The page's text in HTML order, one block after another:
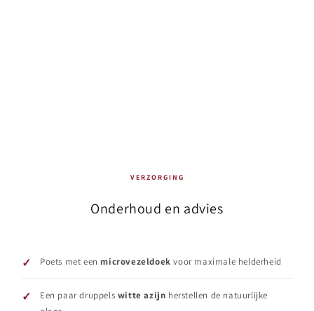
VERZORGING
Onderhoud en advies
Poets met een microvezeldoek voor maximale helderheid
Een paar druppels witte azijn herstellen de natuurlijke